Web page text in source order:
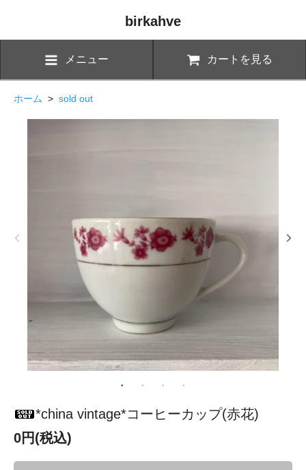
birkahve
メニュー カートを見る
ホーム > sold out
*china vintage*コーヒーカップ(赤花)
0円(税込)